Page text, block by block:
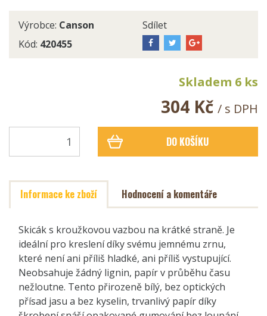
Výrobce: Canson
Kód: 420455
Sdílet
Skladem 6 ks
304 Kč / s DPH
DO KOŠÍKU
Informace ke zboží Hodnocení a komentáře
Skicák s kroužkovou vazbou na krátké straně. Je
ideální pro kreslení díky svému jemnému zrnu,
které není ani příliš hladké, ani příliš vystupující.
Neobsahuje žádný lignin, papír v průběhu času
nežloutne. Tento přirozeně bílý, bez optických
přísad jasu a bez kyselin, trvanlivý papír díky